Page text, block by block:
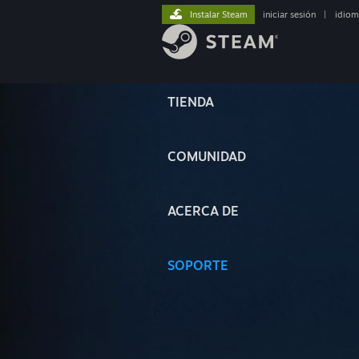
TIENDA
COMUNIDAD
ACERCA DE
SOPORTE
Instalar Steam iniciar sesión